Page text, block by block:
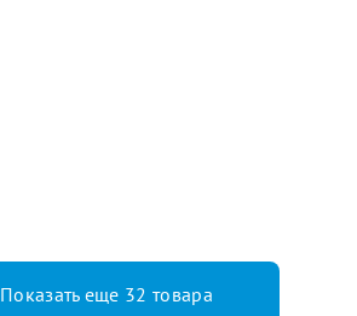
Показать еще 32 товара